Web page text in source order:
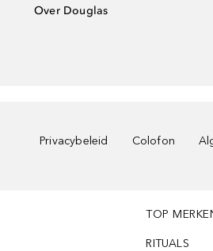
Over Douglas
Privacybeleid Colofon
TOP
RITUALS